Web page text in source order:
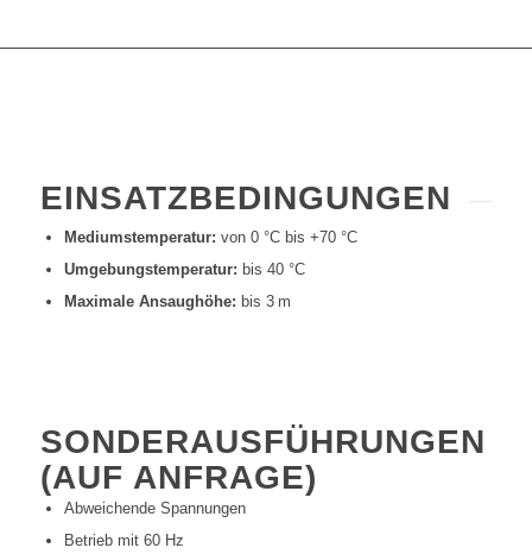
EINSATZBEDINGUNGEN
Mediumstemperatur: von 0 °C bis +70 °C
Umgebungstemperatur: bis 40 °C
Maximale Ansaughöhe: bis 3 m
SONDERAUSFÜHRUNGEN
(AUF ANFRAGE)
Abweichende Spannungen
Betrieb mit 60 Hz